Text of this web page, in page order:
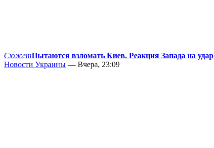
СюжетПытаются взломать Киев. Реакция Запада на удар
Новости Украины — Вчера, 23:09